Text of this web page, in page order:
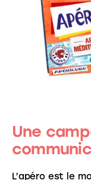
Une
L’apéro est le